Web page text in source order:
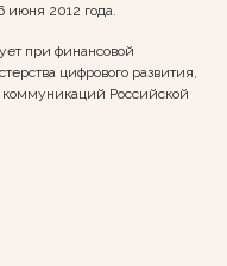
июня 2012 года.
при финансовой
цифрового развития,
коммуникаций Российской